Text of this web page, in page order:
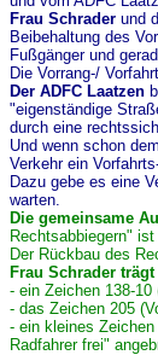
Frau Schrader und
Beibehaltung des
Fußgänger und
Die Vorrang-/
Der ADFC Laatzen
"eigenständige
durch eine
Und wenn schon
Verkehr ein
Dazu gebe es eine
warten.
Die gemeinsame
Rechtsabbiegern"
Der Rückbau des
Frau Schrader
- ein Zeichen 138-
- das Zeichen 205
- ein kleines
Radfahrer frei"